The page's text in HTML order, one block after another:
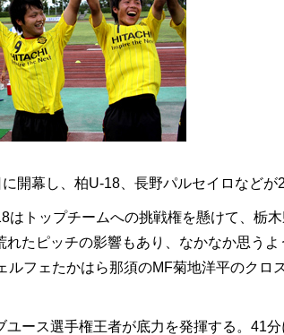
開幕し、柏U-18、長野パルセイロなどが2
トップチームへの挑戦権を懸けて、栃
れたピッチの影響もあり、なかなか思う
ルフェたかはら那須のMF菊地洋平のクロ
ース選手権王者が底力を発揮する。41